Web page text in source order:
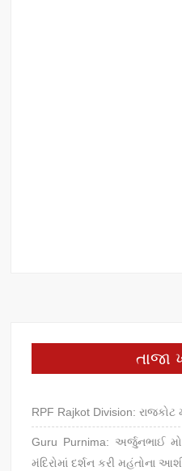
તાજા
RPF Rajkot Division:
Guru Purnima: અર્જુનભાઈ
મંદિરોમાં દર્શન કરી મહંતોના